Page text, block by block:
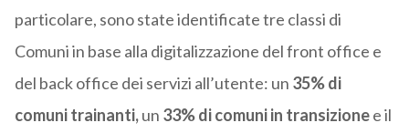
particolare, sono state identificate tre classi di
Comuni in base alla digitalizzazione del front office e
del back office dei servizi all’utente: un 35% di
comuni trainanti,un 33% di comuniin transizionee il